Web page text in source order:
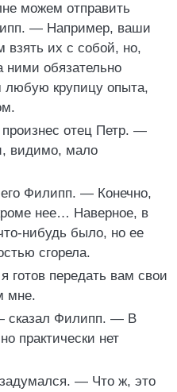
можем отправить
— Например, ваши
их с собой, но,
ними обязательно
крупицу опыта,
отец Петр. —
видимо, мало
Филипп. — Конечно,
нее… Наверное, в
нибудь было, но ее
сгорела.
готов передать вам свои
мне.
Филипп. — В
практически нет
— Что ж, это